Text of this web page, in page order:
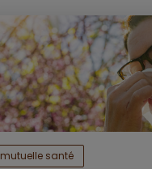
mutuelle santé